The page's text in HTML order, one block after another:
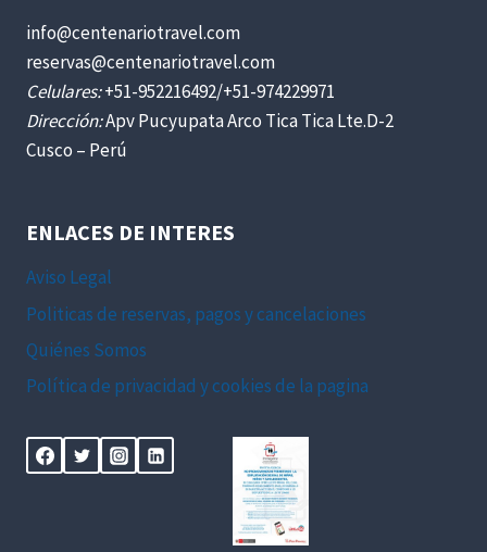
info@centenariotravel.com
reservas@centenariotravel.com
Celulares:+51-952216492/+51-974229971
Dirección:Apv Pucyupata Arco Tica Tica Lte.D-2
Cusco – Perú
ENLACES DE INTERES
Aviso Legal
Politicas de reservas, pagos y cancelaciones
Quiénes Somos
Política de privacidad y cookies de la pagina